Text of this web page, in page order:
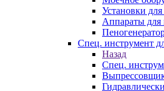
Установки
Аппараты для
Спец. инструмент
Назад
Спец.